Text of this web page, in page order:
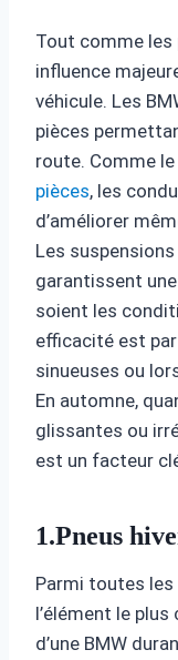
Tout comme les
influence
véhicule. Les
pièces
route. Comme
pièces, les
d’améliorer
Les
garantissent
soient les
efficacité est
sinueuses ou
En automne,
glissantes ou
est un facteur
1.Pneus
Parmi toutes
l’élément le
d’une BMW